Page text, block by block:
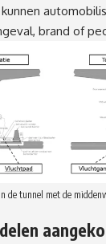
brand of
de tunnel met de